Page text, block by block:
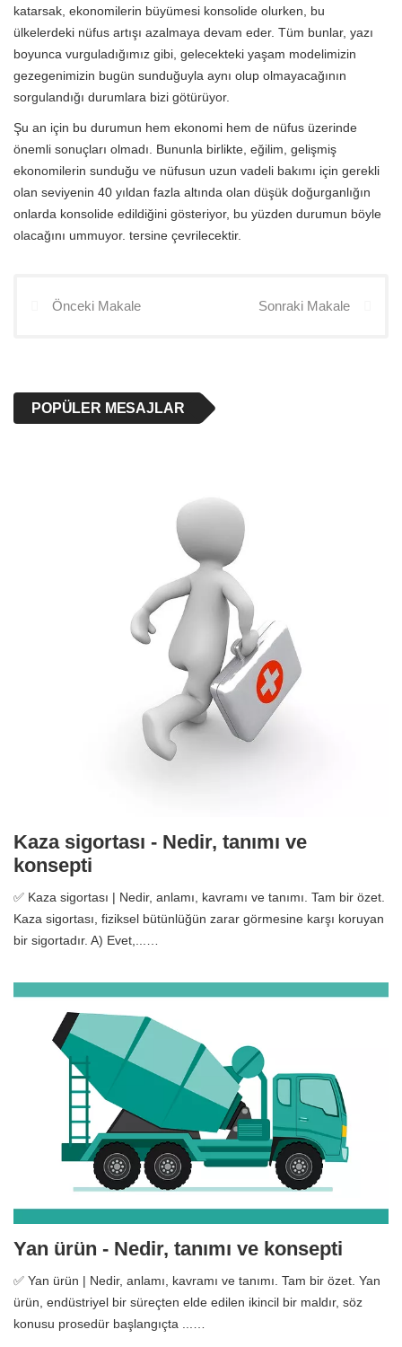
katarsak, ekonomilerin büyümesi konsolide olurken, bu
ülkelerdeki nüfus artışı azalmaya devam eder. Tüm bunlar, yazı
boyunca vurguladığımız gibi, gelecekteki yaşam modelimizin
gezegenimizin bugün sunduğuyla aynı olup olmayacağının
sorgulandığı durumlara bizi götürüyor.
Şu an için bu durumun hem ekonomi hem de nüfus üzerinde
önemli sonuçları olmadı. Bununla birlikte, eğilim, gelişmiş
ekonomilerin sunduğu ve nüfusun uzun vadeli bakımı için gerekli
olan seviyenin 40 yıldan fazla altında olan düşük doğurganlığın
onlarda konsolide edildiğini gösteriyor, bu yüzden durumun böyle
olacağını ummuyor. tersine çevrilecektir.
Önceki Makale Sonraki Makale
POPÜLER MESAJLAR
Kaza sigortası - Nedir, tanımı ve
konsepti
✅ Kaza sigortası | Nedir, anlamı, kavramı ve tanımı. Tam bir özet.
Kaza sigortası, fiziksel bütünlüğün zarar görmesine karşı koruyan
bir sigortadır. A) Evet,...…
Yan ürün - Nedir, tanımı ve konsepti
✅ Yan ürün | Nedir, anlamı, kavramı ve tanımı. Tam bir özet. Yan
ürün, endüstriyel bir süreçten elde edilen ikincil bir maldır, söz
konusu prosedür başlangıçta ...…